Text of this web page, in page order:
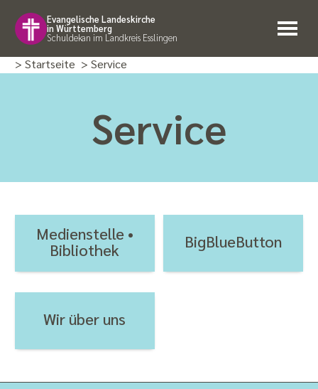
Evangelische Landeskirche
in Württemberg
Schuldekan im Landkreis Esslingen
> Startseite > Service
Service
Medienstelle •
Bibliothek
BigBlueButton
Wir über uns